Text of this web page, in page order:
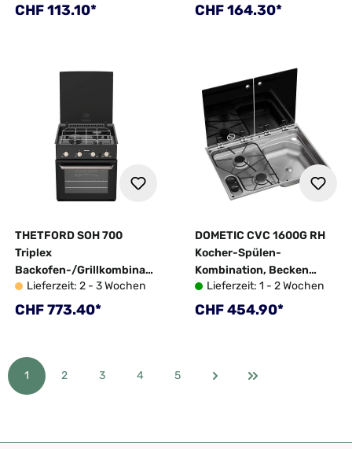
Regulärer Preis:
CHF 113.10* Regulärer Preis:
CHF 164.30*
THETFORD SOH 700
Triplex
Backofen-/Grillkombinati
on mit Kochfeld, 36 L, 30
mbar
Lieferzeit: 2 - 3 Wochen
Regulärer Preis:
CHF 773.40*
DOMETIC CVC 1600G RH
Kocher-Spülen-
Kombination, Becken
rechts, mit
Glasabdeckung, Edelstahl
Lieferzeit: 1 - 2 Wochen
Regulärer Preis:
CHF 454.90*
Seite
1 Seite
2 Seite
3 Seite
4 Seite
5